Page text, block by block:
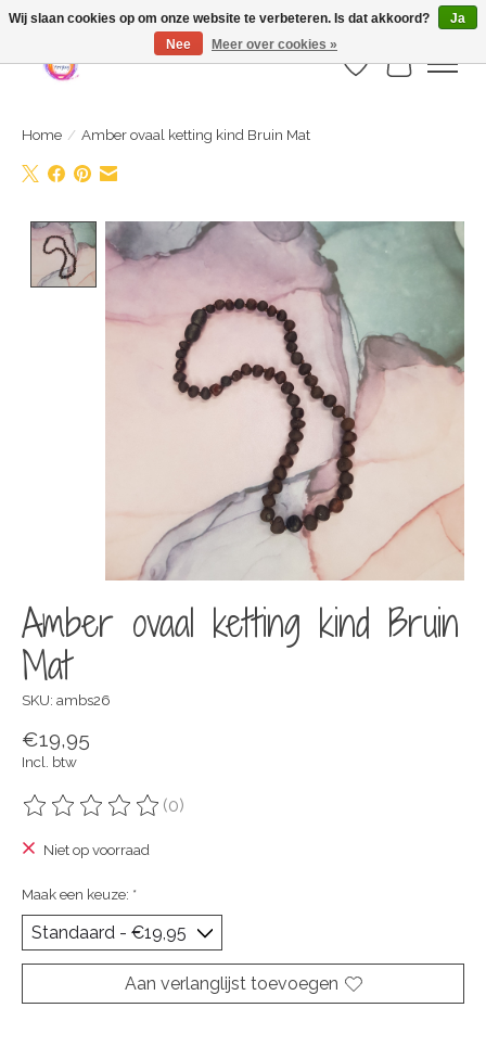
Webshop is geopend maar nog onder constructie | let op: Verzenden vanaf 29
juli
Verlanglijst
Home / Amber ovaal ketting kind Bruin Mat
Product image slideshow Items
Amber ovaal ketting kind Bruin
Mat
SKU: ambs26
€19,95
Incl. btw
De beoordeling van dit product is
(0)
Niet op voorraad
Maak een keuze: *
Aan verlanglijst toevoegen
Wij slaan cookies op om onze website te verbeteren. Is dat akkoord?
Ja
Nee
Meer over cookies »